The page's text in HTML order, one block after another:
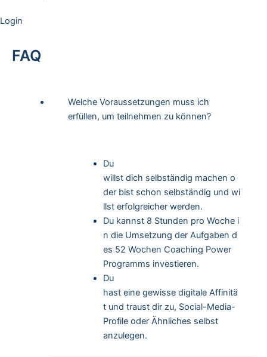
Login
FAQ
Welche Voraussetzungen muss ich
erfüllen, um teilnehmen zu können?
Du
willst dich selbständig machen o
der bist schon selbständig und wi
llst erfolgreicher werden.
Dukannst 8 Stunden pro Woche i
n die Umsetzung der Aufgaben d
es 52 Wochen Coaching Power
Programms investieren.
Du
hast eine gewisse digitale Affinitä
t und traust dir zu, Social-Media-
Profile oder Ähnliches selbst
anzulegen.